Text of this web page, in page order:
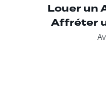
Louer un
Affréter